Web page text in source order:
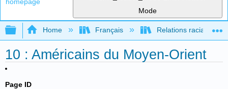
Mode
Expand/collapse global hierarchy
Home Français Relations raciales et
10 : Américains du Moyen-Orient
Page ID